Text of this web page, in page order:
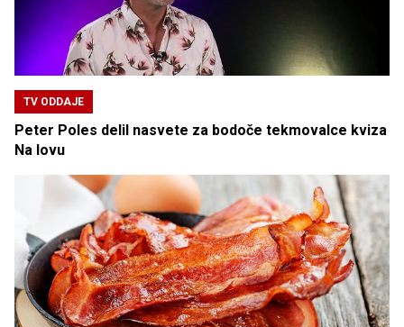
TV ODDAJE
Peter Poles delil nasvete za bodoče tekmovalce kviza
Na lovu